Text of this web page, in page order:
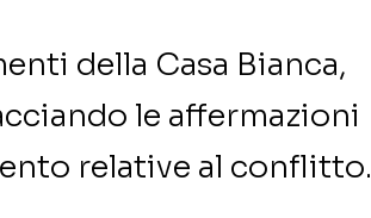
della Casa Bianca,
le affermazioni
relative al conflitto.